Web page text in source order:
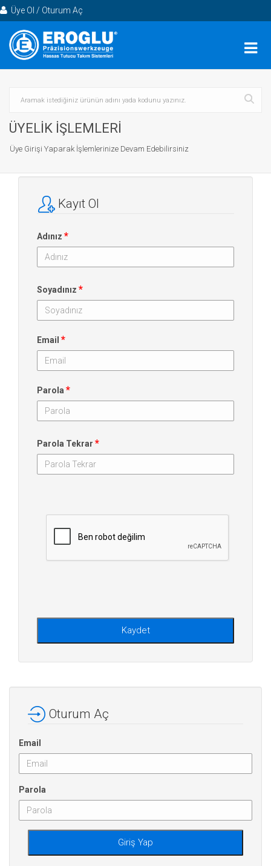
Üye Ol / Oturum Aç
ÜYELİK İŞLEMLERİ
Üye Girişi Yaparak İşlemlerinize Devam Edebilirsiniz
Kayıt Ol
Adınız *
Soyadınız *
Email *
Parola *
Parola Tekrar *
Kaydet
Oturum Aç
Email
Parola
Giriş Yap